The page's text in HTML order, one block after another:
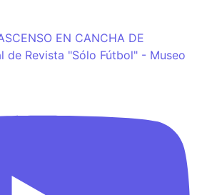
EN CANCHA DE
de Revista "Sólo Fútbol" - Museo